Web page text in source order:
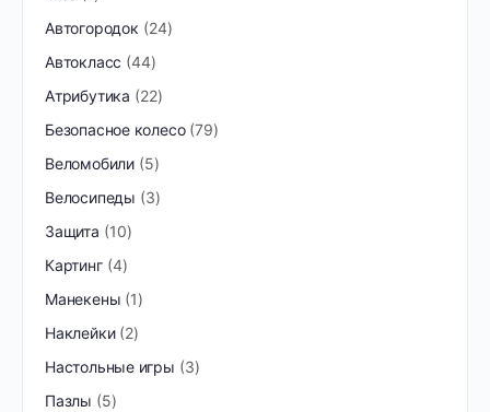
Автогородок
24
Автокласс 44
Атрибутика
22
Безопасное колесо 79
Веломобили 5
Велосипеды
3
Защита
10
Картинг 4
Манекены 1
Наклейки 2
Настольные игры
3
Пазлы
5